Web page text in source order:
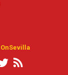
OnSevilla